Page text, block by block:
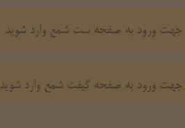
جهت ورود به صفحه ست شمع وارد شوید
جهت ورود به صفحه گیفت شمع وارد شوید